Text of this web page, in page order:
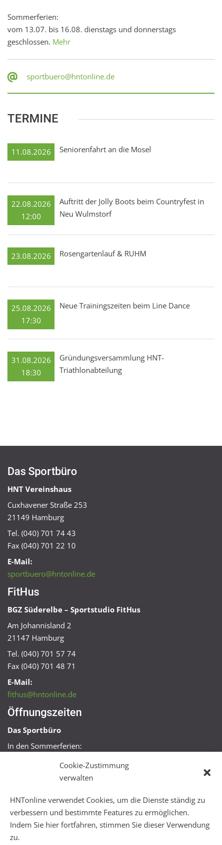
Cookie-Zustimmung
verwalten
HNTonline verwendet Cookies, um die Dienste ständig zu
verbessern und bestimmte Features zu ermöglichen.
Indem Sie hier fortfahren, stimmen Sie dieser Verwendung
zu.
Sommerferien:
vom 13.07. bis 16.08. dienstags und donnerstags
geschlossen. Mehr
sportbuero@hntonline.de
TERMINE
11.08.2026 Seniorenfahrt an die Mosel
22.08.2026
12:00
Auftritt der Jolly Boots beim Countryfest in
Neu Wulmstorf
23.08.2026 Rosengartenlauf & RUHM
25.08.2026
17:30
Neue Trainingszeiten beim Line Dance
31.08.2026
18:30
Gründungsversammlung HNT-
Triathlonabteilung
Das Sportbüro
HNT Vereinshaus
Cuxhavener Straße 253
21149 Hamburg
Tel. (040) 701 74 43
Fax (040) 701 22 10
E-Mail:
sportbuero@hntonline.de
FitHus
BGZ Süderelbe – Sportstudio FitHus
Am Johannisland 2
21147 Hamburg
Tel. (040) 701 57 74
Fax (040) 701 48 71
E-Mail:
fithus@hntonline.de
Öffnungszeiten
Das Sportbüro
In den Sommerferien:
Mo + Mi 16:00 – 18:00 Uhr
Mo – Fr 08:00 – 22:00 Uhr
Sa + So 10:00 – 18:00 Uhr